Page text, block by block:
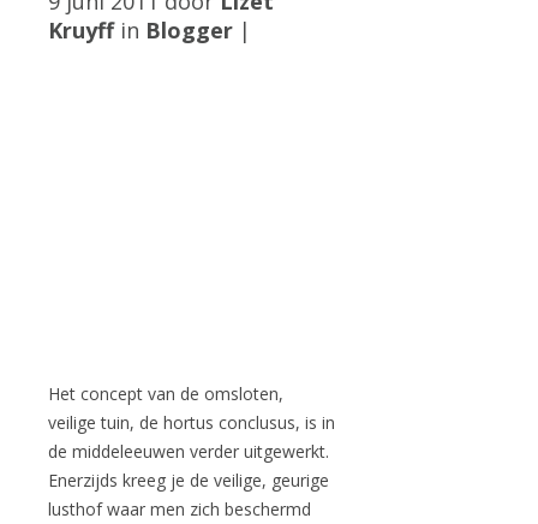
Kruyffin Blogger |
Het concept van de omsloten,
veilige tuin, de hortus conclusus, is in
de middeleeuwen verder uitgewerkt.
Enerzijds kreeg je de veilige, geurige
lusthof waar men zich beschermd